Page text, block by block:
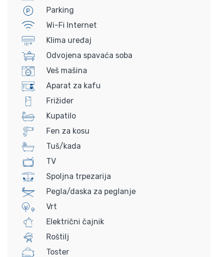
Parking
Wi-Fi Internet
Klima uređaj
Odvojena spavaća soba
Veš mašina
Aparat za kafu
Frižider
Kupatilo
Fen za kosu
Tuš/kada
TV
Spoljna trpezarija
Pegla/daska za peglanje
Vrt
Električni čajnik
Roštilj
Toster